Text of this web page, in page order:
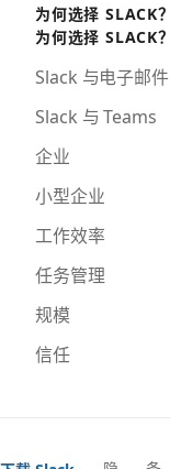
为何选择 SLACK？
为何选择 SLACK？
Slack 与电子邮件
Slack 与 Teams
企业
小型企业
工作效率
任务管理
规模
信任